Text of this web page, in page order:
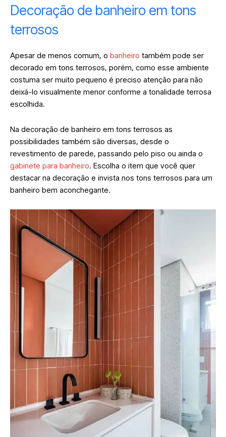
Decoração de banheiro em tons
terrosos
Apesar de menos comum, o banheiro também pode ser
decorado em tons terrosos, porém, como esse ambiente
costuma ser muito pequeno é preciso atenção para não
deixá-lo visualmente menor conforme a tonalidade terrosa
escolhida.
Na decoração de banheiro em tons terrosos as
possibilidades também são diversas, desde o
revestimento de parede, passando pelo piso ou ainda o
gabinete para banheiro. Escolha o item que você quer
destacar na decoração e invista nos tons terrosos para um
banheiro bem aconchegante.